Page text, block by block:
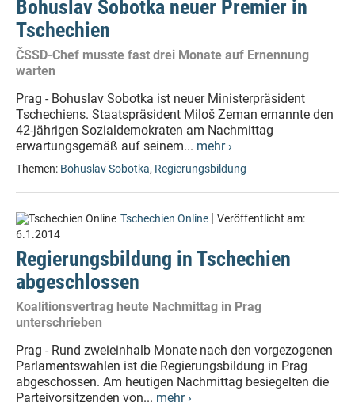
Bohuslav Sobotka neuer Premier in
Tschechien
ČSSD-Chef musste fast drei Monate auf Ernennung
warten
Prag - Bohuslav Sobotka ist neuer Ministerpräsident
Tschechiens. Staatspräsident Miloš Zeman ernannte den
42-jährigen Sozialdemokraten am Nachmittag
erwartungsgemäß auf seinem... mehr ›
Themen: Bohuslav Sobotka, Regierungsbildung
Tschechien Online | Veröffentlicht am:
6.1.2014
Regierungsbildung in Tschechien
abgeschlossen
Koalitionsvertrag heute Nachmittag in Prag
unterschrieben
Prag - Rund zweieinhalb Monate nach den vorgezogenen
Parlamentswahlen ist die Regierungsbildung in Prag
abgeschossen. Am heutigen Nachmittag besiegelten die
Parteivorsitzenden von... mehr ›